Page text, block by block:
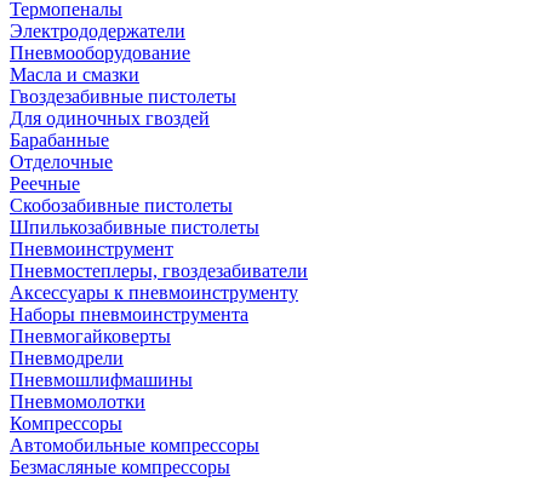
Термопеналы
Электрододержатели
Пневмооборудование
Масла и смазки
Гвоздезабивные пистолеты
Для одиночных гвоздей
Барабанные
Отделочные
Реечные
Скобозабивные пистолеты
Шпилькозабивные пистолеты
Пневмоинструмент
Пневмостеплеры, гвоздезабиватели
Аксессуары к пневмоинструменту
Наборы пневмоинструмента
Пневмогайковерты
Пневмодрели
Пневмошлифмашины
Пневмомолотки
Компрессоры
Автомобильные компрессоры
Безмасляные компрессоры